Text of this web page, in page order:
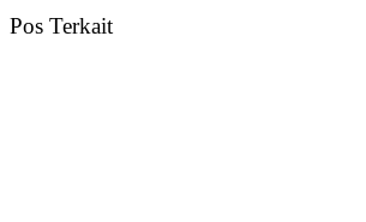
Pos Terkait